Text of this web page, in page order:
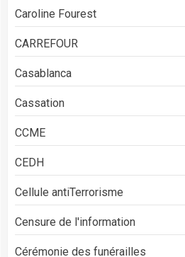
Caroline Fourest
CARREFOUR
Casablanca
Cassation
CCME
CEDH
Cellule antiTerrorisme
Censure de l'information
Cérémonie des funérailles